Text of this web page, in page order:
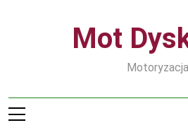
Mot
Motoryzacja